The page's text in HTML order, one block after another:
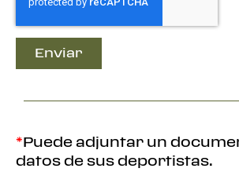
Enviar
*Puede adjuntar un
datos de sus deportistas.